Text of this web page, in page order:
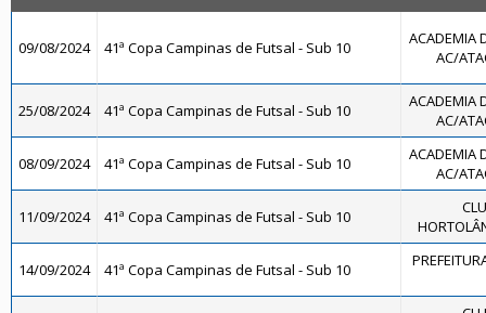
09/08/2024 41ª Copa Campinas de Futsal - Sub 10
ACADEMIA
AC/
25/08/2024 41ª Copa Campinas de Futsal - Sub 10
ACADEMIA
AC/
08/09/2024 41ª Copa Campinas de Futsal - Sub 10
ACADEMIA
AC/
11/09/2024 41ª Copa Campinas de Futsal - Sub 10
14/09/2024 41ª Copa Campinas de Futsal - Sub 10